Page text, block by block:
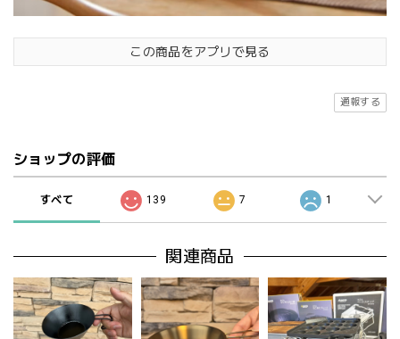
この商品をアプリで見る
通報する
ショップの評価
すべて 139 7 1
関連商品